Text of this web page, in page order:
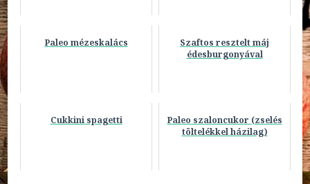
Paleo mézeskalács
Szaftos resztelt máj
édesburgonyával
Cukkini spagetti
Paleo szaloncukor (zselés
töltelékkel házilag)